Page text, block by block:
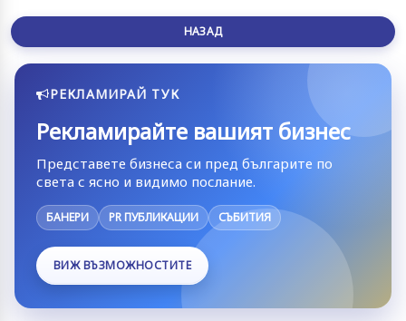
НАЗАД
РЕКЛАМИРАЙ ТУК
Рекламирайте вашият бизнес
Представете бизнеса си пред българите по
света с ясно и видимо послание.
БАНЕРИ PR ПУБЛИКАЦИИ СЪБИТИЯ
ВИЖ ВЪЗМОЖНОСТИТЕ